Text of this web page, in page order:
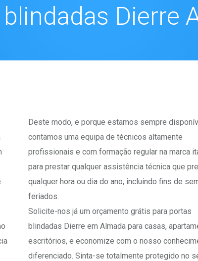
Dierre
Deste modo, e porque estamos sempre
contamos uma equipa de técnicos altamente
profissionais e com formação regular na marca
para prestar qualquer assistência técnica que
qualquer hora ou dia do ano, incluindo fins de
feriados.
Solicite-nos já um orçamento grátis para portas
blindadas Dierre em Almada para casas,
escritórios, e economize com o nosso
diferenciado. Sinta-se totalmente protegido no